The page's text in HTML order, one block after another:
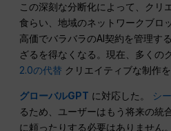
この深刻な分断化によって、クリ
食らい、地域のネットワークブロ
高価でバラバラのAI契約を管理す
ざるを得なくなる。現在、多くの
2.0の代替 クリエイティブな制作
グローバルGPT に対応した。 シ
るため、ユーザーはもう将来の統
に頼ったりする必要はありません